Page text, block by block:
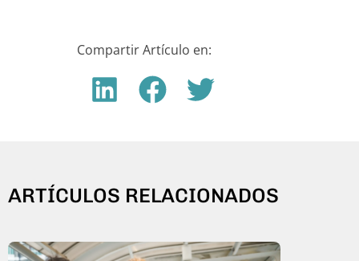
Compartir Artículo en:
ARTÍCULOS RELACIONADOS